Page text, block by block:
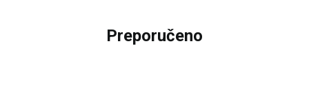
Preporučeno